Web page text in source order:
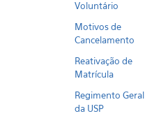
Voluntário
Motivos de
Cancelamento
Reativação de
Matrícula
Regimento Geral
da USP